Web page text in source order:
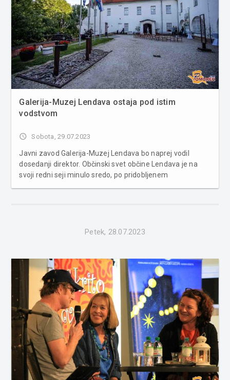
Galerija-Muzej Lendava ostaja pod istim
vodstvom
access_time Sobota, 29.07.2023
Javni zavod Galerija-Muzej Lendava bo naprej vodil
dosedanji direktor. Občinski svet občine Lendava je na
svoji redni seji minulo sredo, po pridobljenem
Petek, 28.07.2023